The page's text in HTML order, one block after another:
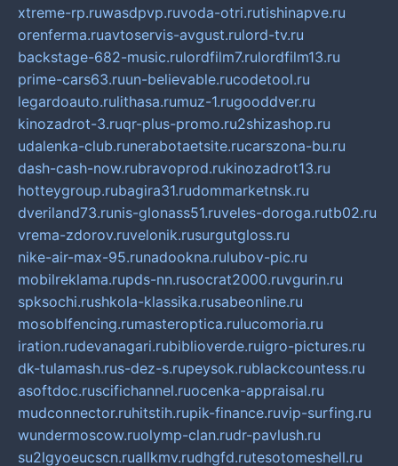
xtreme-rp.ruwasdpvp.ruvoda-otri.rutishinapve.ru
orenferma.ruavtoservis-avgust.rulord-tv.ru
backstage-682-music.rulordfilm7.rulordfilm13.ru
prime-cars63.ruun-believable.rucodetool.ru
legardoauto.rulithasa.rumuz-1.rugooddver.ru
kinozadrot-3.ruqr-plus-promo.ru2shizashop.ru
udalenka-club.runerabotaetsite.rucarszona-bu.ru
dash-cash-now.rubravoprod.rukinozadrot13.ru
hotteygroup.rubagira31.rudommarketnsk.ru
dveriland73.runis-glonass51.ruveles-doroga.rutb02.ru
vrema-zdorov.ruvelonik.rusurgutgloss.ru
nike-air-max-95.runadookna.rulubov-pic.ru
mobilreklama.rupds-nn.rusocrat2000.ruvgurin.ru
spksochi.rushkola-klassika.rusabeonline.ru
mosoblfencing.rumasteroptica.rulucomoria.ru
iration.rudevanagari.rubiblioverde.ruigro-pictures.ru
dk-tulamash.rus-dez-s.rupeysok.rublackcountess.ru
asoftdoc.ruscifichannel.ruocenka-appraisal.ru
mudconnector.ruhitstih.rupik-finance.ruvip-surfing.ru
wundermoscow.ruolymp-clan.rudr-pavlush.ru
su2lgyoeucscn.ruallkmv.rudhgfd.rutesotomeshell.ru